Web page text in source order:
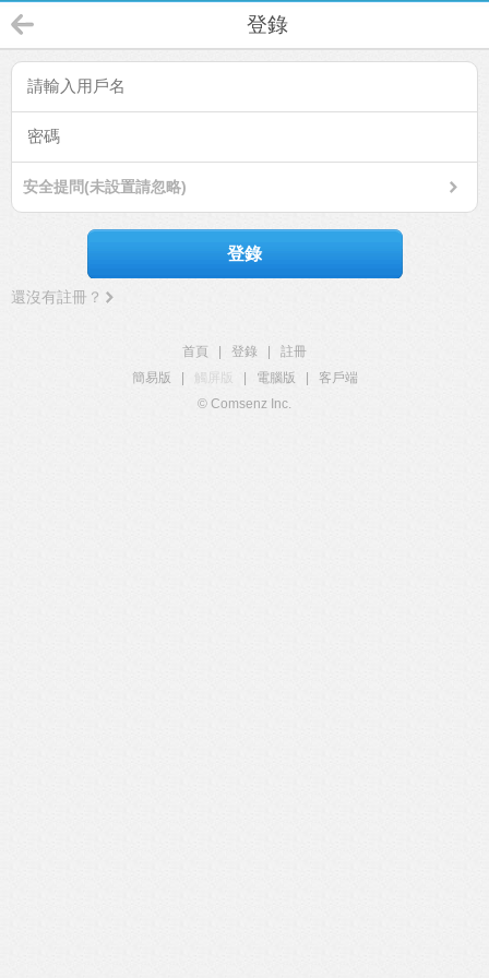
登錄
安全提問(未設置請忽略)
登錄
還沒有註冊？
首頁 登錄
註冊
簡易版
觸屏版 電腦版
客戶端
© Comsenz Inc.